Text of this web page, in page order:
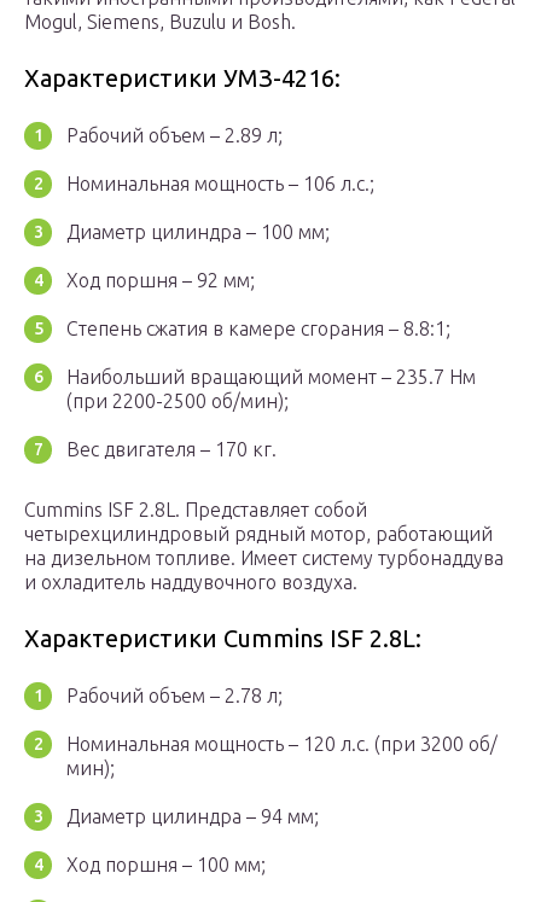
Mogul, Siemens, Buzulu и Bosh.
Характеристики УМЗ-4216:
Рабочий объем – 2.89 л;
Номинальная мощность – 106 л.с.;
Диаметр цилиндра – 100 мм;
Ход поршня – 92 мм;
Степень сжатия в камере сгорания – 8.8:1;
Наибольший вращающий момент – 235.7 Нм
(при 2200-2500 об/мин);
Вес двигателя – 170 кг.
Cummins ISF 2.8L. Представляет собой
четырехцилиндровый рядный мотор, работающий
на дизельном топливе. Имеет систему турбонаддува
и охладитель наддувочного воздуха.
Характеристики Cummins ISF 2.8L:
Рабочий объем – 2.78 л;
Номинальная мощность – 120 л.с. (при 3200 об/
мин);
Диаметр цилиндра – 94 мм;
Ход поршня – 100 мм;